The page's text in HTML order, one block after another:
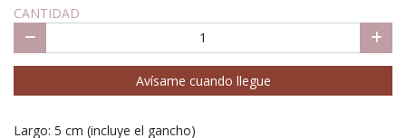
CANTIDAD
Avísame cuando llegue
Largo: 5 cm (incluye el gancho)